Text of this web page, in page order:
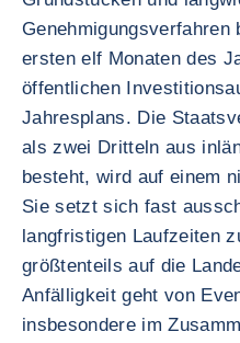
Genehmigungsverfahren
ersten elf Monaten des
öffentlichen
Jahresplans. Die
als zwei Dritteln aus
besteht, wird auf einem
Sie setzt sich fast
langfristigen Laufzeiten
größtenteils auf die
Anfälligkeit geht von
insbesondere im